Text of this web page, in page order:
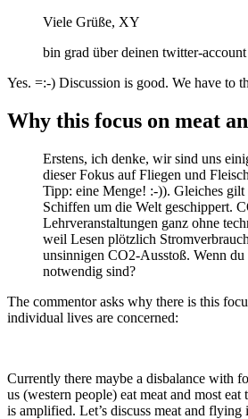
Viele Grüße, XY
bin grad über deinen twitter-
Yes. =:-) Discussion is good. We have to
Why this focus on meat
Erstens, ich denke, wir sind uns
dieser Fokus auf Fliegen und
Tipp: eine Menge! :-)). Gleiches gilt
Schiffen um die Welt geschippert.
Lehrveranstaltungen ganz ohne
weil Lesen plötzlich
unsinnigen CO2-Ausstoß. Wenn
notwendig sind?
The commentor asks why there is this
individual lives are concerned:
Currently there maybe a disbalance with
us (western people) eat meat and most
is amplified. Let’s discuss meat and flying